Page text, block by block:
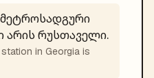
არის რუსთაველი.
in Georgia is